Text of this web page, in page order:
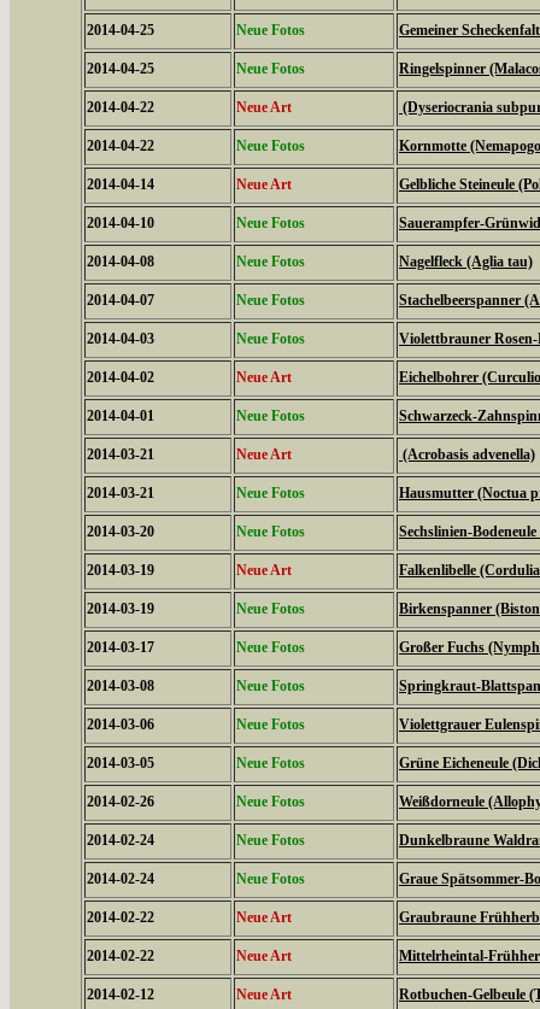
2014-04-25 Neue Fotos Gemeiner
2014-04-25 Neue Fotos Ringelspinner
2014-04-22 Neue Art (Dyseriocrania
2014-04-22 Neue Fotos Kornmotte
2014-04-14 Neue Art Gelbliche Steineule
2014-04-10 Neue Fotos Sauerampfer-
2014-04-08 Neue Fotos Nagelfleck (Aglia tau)
2014-04-07 Neue Fotos Stachelbeerspanner
2014-04-03 Neue Fotos Violettbrauner
2014-04-02 Neue Art Eichelbohrer
2014-04-01 Neue Fotos Schwarzeck-
2014-03-21 Neue Art (Acrobasis advenella)
2014-03-21 Neue Fotos Hausmutter (Noctua
2014-03-20 Neue Fotos Sechslinien-
2014-03-19 Neue Art Falkenlibelle (Cordulia
2014-03-19 Neue Fotos Birkenspanner
2014-03-17 Neue Fotos Großer Fuchs
2014-03-08 Neue Fotos Springkraut-
2014-03-06 Neue Fotos Violettgrauer
2014-03-05 Neue Fotos Grüne Eicheneule
2014-02-26 Neue Fotos Weißdorneule
2014-02-24 Neue Fotos Dunkelbraune
2014-02-24 Neue Fotos Graue Spätsommer-
2014-02-22 Neue Art Graubraune
2014-02-22 Neue Art Mittelrheintal-
2014-02-12 Neue Art Rotbuchen-Gelbeule